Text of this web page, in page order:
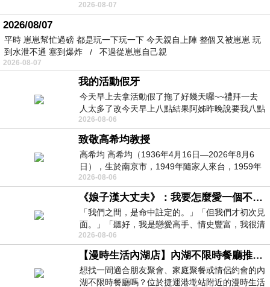
個人整整齊齊地站在鏡框之外，如同
2026-08-07
2026/08/07
平時 崽崽幫忙過磅 都是玩一下玩一下 今天親自上陣 整個又被崽崽 玩
到水泄不通 塞到爆炸 / 不過從崽崽自己親
2026-08-07
我的活動假牙
今天早上去拿活動假了拖了好幾天囉~~禮拜一去
人太多了改今天早上八點結果阿姊昨晚說要我八點
去西螺農會~回到莿桐都8點半多了
2026-08-06
致敬高希均教授
高希均 高希均（1936年4月16日—2026年8月6
日），生於南京市，1949年隨家人來台，1959年
赴美深造並取得經濟發展博士學位。曾任
2026-08-06
《娘子漢大丈夫》：我要怎麼愛一個不存在的人？
「我們之間，是命中註定的。」「但我們才初次見
面。」「聽好，我是戀愛高手、情史豐富，我很清
楚這種感覺，你我之間的那種感覺，現
2026-08-06
【漫時生活內湖店】內湖不限時餐廳推薦｜捷運港墘站美食，聚餐、約會、家庭聚會首選，正餐甜點一次滿足
想找一間適合朋友聚會、家庭聚餐或情侶約會的內
湖不限時餐廳嗎？位於捷運港墘站附近的漫時生活